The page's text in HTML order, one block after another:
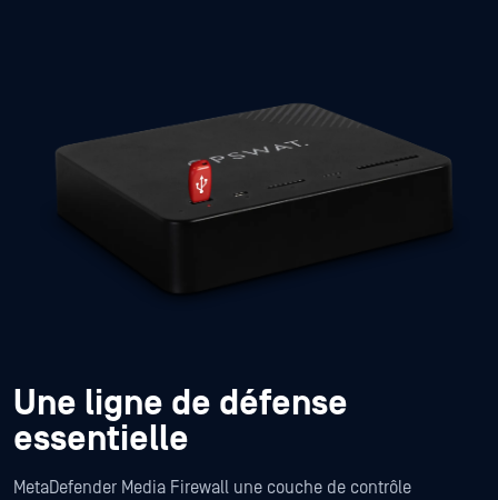
Une ligne de défense
essentielle
MetaDefender Media Firewall une couche de contrôle